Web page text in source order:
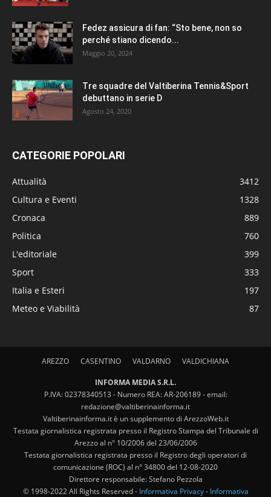
Fedez assicura di fan: “Sto bene, non so
perché stiano dicendo...
Maggio 20, 2024
Tre squadre del Valtiberina Tennis&Sport
debuttano in serie D
Agosto 24, 2020
CATEGORIE POPOLARI
Attualità
3412
Cultura e Eventi
1328
Cronaca
889
Politica
760
L'editoriale
399
Sport
333
Italia e Esteri
197
Meteo e Viabilità
87
AREZZO CASENTINO VALDARNO VALDICHIANA
INFORMA MEDIA S.R.L.
P.IVA: 02378340513 - Numero REA: AR-206189 - email:
redazione@valtiberinainforma.it
Valtiberinainforma.it è un supplemento di ArezzoWeb.it
Testata giornalistica registrata presso il Registro Stampa del Tribunale di
Arezzo al n° 10/2006 del 23/06/2006
Testata giornalistica registrata presso il Registro degli operatori di
comunicazione (ROC) al n° 34800 del 12-08-2020
Direttore responsabile: Stefano Pezzola
© 1998-2022 All Rights Reserved - Informativa Privacy- Informativa